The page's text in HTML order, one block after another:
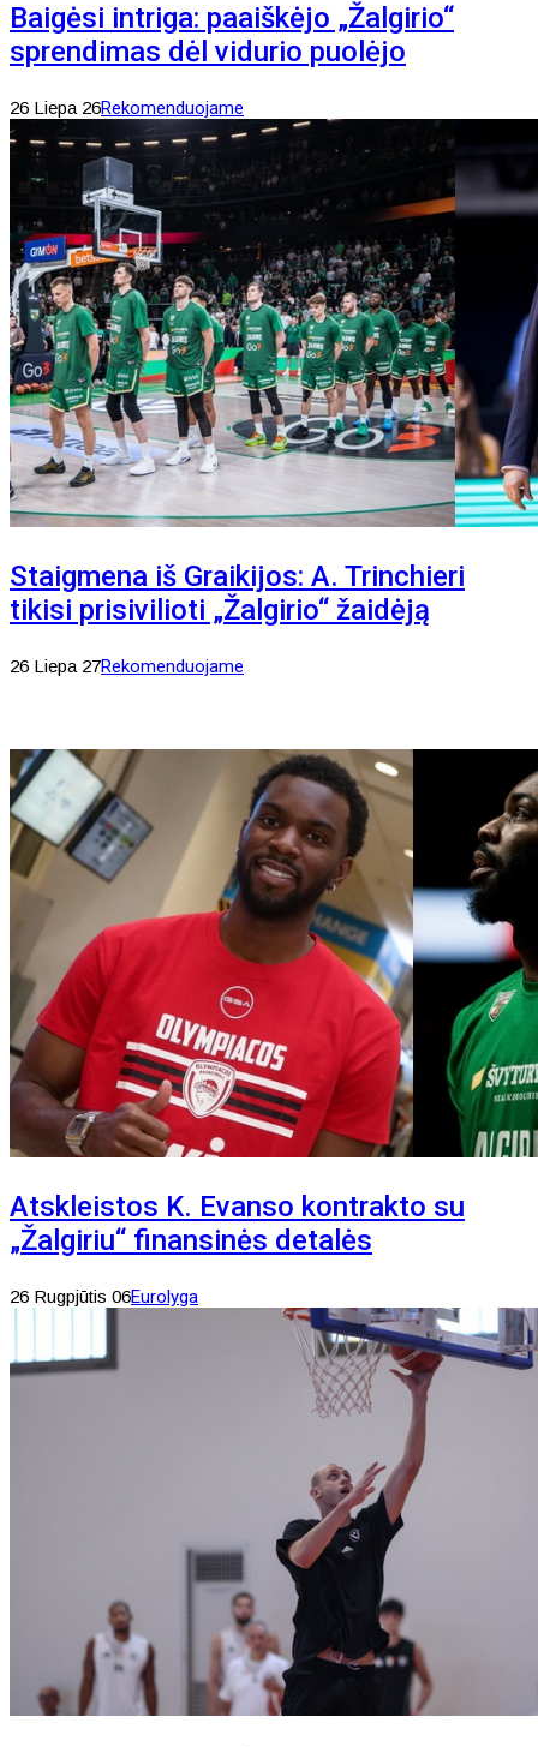
Baigėsi intriga: paaiškėjo „Žalgirio“
sprendimas dėl vidurio puolėjo
26 Liepa 26Rekomenduojame
Staigmena iš Graikijos: A. Trinchieri
tikisi prisivilioti „Žalgirio“ žaidėją
26 Liepa 27Rekomenduojame
Atskleistos K. Evanso kontrakto su
„Žalgiriu“ finansinės detalės
26 Rugpjūtis 06Eurolyga